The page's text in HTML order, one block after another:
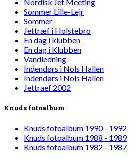
Nordisk Jet Meeting
Sommer Lille-Lejr
Sommer
Jettræf i Holstebro
En dag i klubben
En dag i Klubben
Vandledning
Indendørs i Nols Hallen
Indendørs i Nols Hallen
Jettraef 2002
Knuds fotoalbum
Knuds fotoalbum 1990 - 1992
Knuds fotoalbum 1988 - 1989
Knuds fotoalbum 1982 - 1987